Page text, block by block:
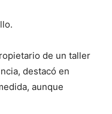
de un taller
destacó en
aunque